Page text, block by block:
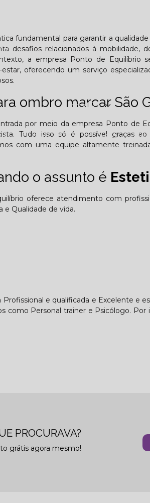
Jornal PE
Edição Outubro - 2025 Edição
fundamental para garantir a
desafios relacionados à mobilidade,
a empresa Ponto de Equilíbrio
oferecendo um serviço
ombro marcar São
por meio da empresa Ponto de
Tudo isso só é possível graças
com uma equipe altamente
o assunto é
oferece atendimento com
Qualidade de vida.
e qualificada e Excelente e
como Personal trainer e Psicólogo.
PROCURAVA?
grátis agora mesmo!